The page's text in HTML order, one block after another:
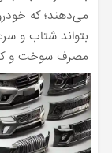
می‌دهند؛ که
بتواند شتاب و
مصرف سوخت و